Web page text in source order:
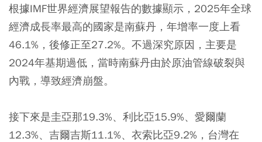
根據IMF世界經濟展望報告的數據顯示，2025年全球
經濟成長率最高的國家是南蘇丹，年增率一度上看
46.1%，後修正至27.2%。不過深究原因，主要是
2024年基期過低，當時南蘇丹由於原油管線破裂與
內戰，導致經濟崩盤。
接下來是圭亞那19.3%、利比亞15.9%、愛爾蘭
12.3%、吉爾吉斯11.1%、衣索比亞9.2%，台灣在